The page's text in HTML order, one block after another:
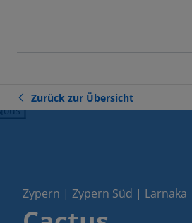
Zurück zur Übersicht
Zypern | Zypern Süd | Larnaka